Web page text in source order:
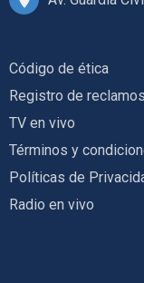
Código de ética
Registro de reclamos
TV en vivo
Términos y
Políticas de
Radio en vivo